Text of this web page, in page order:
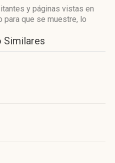
y páginas vistas en
que se muestre, lo
Similares